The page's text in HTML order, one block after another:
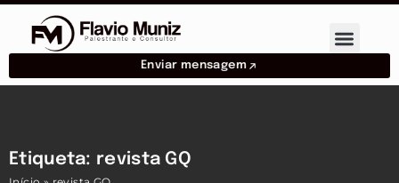
Enviar mensagem
Etiqueta: revista GQ